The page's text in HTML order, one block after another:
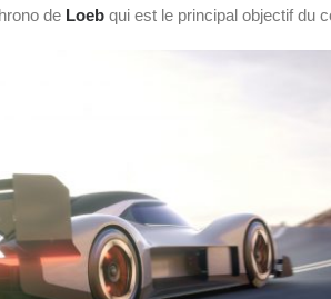
de Loeb qui est le principal objectif du